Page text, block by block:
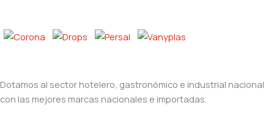
Dotamos al sector hotelero, gastronómico e industrial nacional
con las mejores marcas nacionales e importadas.